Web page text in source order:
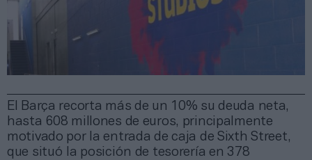
El Barça recorta más de un 10% su deuda neta,
hasta 608 millones de euros, principalmente
motivado por la entrada de caja de Sixth Street,
que situó la posición de tesorería en 378